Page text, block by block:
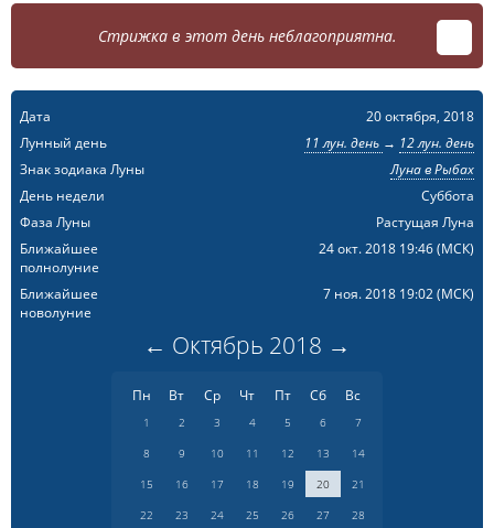
Стрижка в этот день неблагоприятна.
Дата
20 октября, 2018
Лунный день
11 лун. день → 12 лун. день
Знак зодиака Луны
Луна в Рыбах
День недели
Суббота
Фаза Луны
Растущая Луна
Ближайшее
полнолуние
24 окт. 2018 19:46(МСК)
Ближайшее
новолуние
7 ноя. 2018 19:02(МСК)
← Октябрь 2018 →
Пн Вт Ср Чт Пт Сб Вс
1 2 3 4 5 6
7
8
9 10 11 12 13
14
15
16 17 18 19 20
21
22
23 24 25 26 27
28